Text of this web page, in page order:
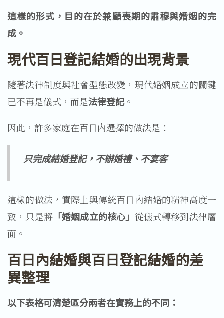
這樣的形式，目的在於兼顧喪期的肅穆與婚姻的完
成。
現代百日登記結婚的出現背景
隨著法律制度與社會型態改變，現代婚姻成立的關鍵
已不再是儀式，而是法律登記。
因此，許多家庭在百日內選擇的做法是：
只完成結婚登記，不辦婚禮、不宴客
這樣的做法，實際上與傳統百日內結婚的精神高度一
致，只是將「婚姻成立的核心」 從儀式轉移到法律層
面。
百日內結婚與百日登記結婚的差
異整理
以下表格可清楚區分兩者在實務上的不同：